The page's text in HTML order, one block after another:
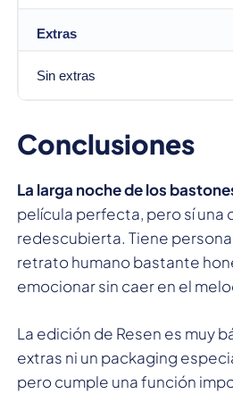
Extras
Sin extras
Conclusiones
La larga noche de los
película perfecta, pero sí una
redescubierta. Tiene
retrato humano bastante
emocionar sin caer en el
La edición de Resen es muy
extras ni un packaging
pero cumple una función